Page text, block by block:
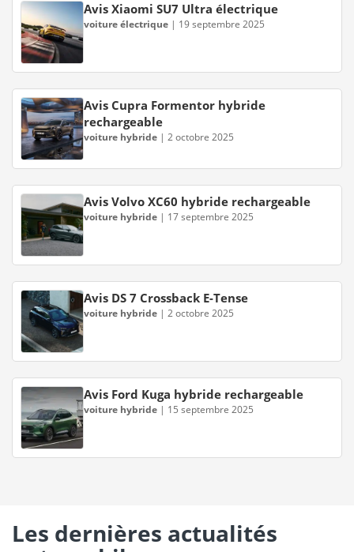
Avis Xiaomi SU7 Ultra électrique
voiture électrique | 19 septembre 2025
Avis Cupra Formentor hybride
rechargeable
voiture hybride | 2 octobre 2025
Avis Volvo XC60 hybride rechargeable
voiture hybride | 17 septembre 2025
Avis DS 7 Crossback E-Tense
voiture hybride | 2 octobre 2025
Avis Ford Kuga hybride rechargeable
voiture hybride | 15 septembre 2025
Les dernières actualités